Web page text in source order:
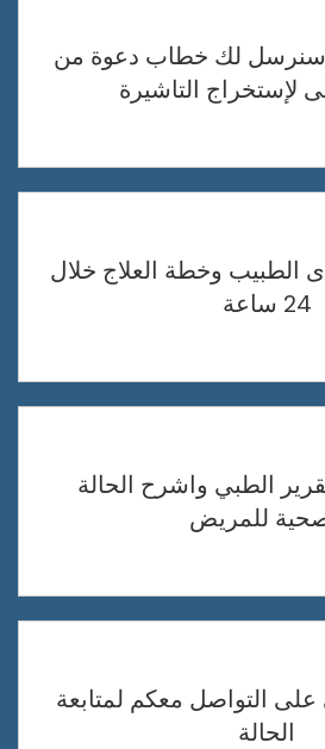
سنرسل لك خطاب دعوة من
لإستخراج التاشيرة
الطبيب وخطة العلاج خلال
24 ساعة
الطبي واشرح الحالة
للمريض
التواصل معكم لمتابعة
الحالة